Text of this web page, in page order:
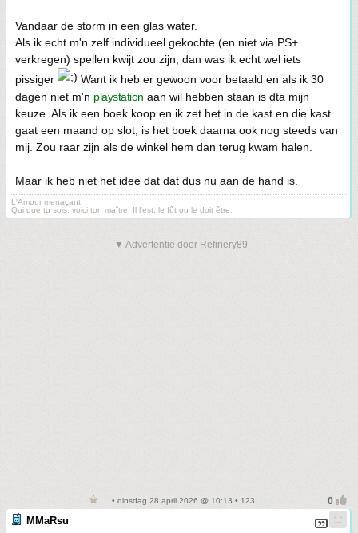
Vandaar de storm in een glas water.
Als ik echt m'n zelf individueel gekochte (en niet via PS+
verkregen) spellen kwijt zou zijn, dan was ik echt wel iets
pissiger
Want ik heb er gewoon voor betaald en als ik 30
dagen niet m'n playstation aan wil hebben staan is dta mijn
keuze. Als ik een boek koop en ik zet het in de kast en die kast
gaat een maand op slot, is het boek daarna ook nog steeds van
mij. Zou raar zijn als de winkel hem dan terug kwam halen.
Maar ik heb niet het idee dat dat dus nu aan de hand is.
L'Amour menaçant:
Qui que tu sois, voici ton maître. Il l'est, le fût ou le doit être.
▼ Advertentie door Refinery89
• dinsdag 28 april 2026 @ 10:13 • 123
MMaRsu